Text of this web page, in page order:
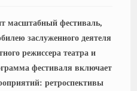
масштабный фестиваль,
заслуженного деятеля
режиссера театра и
фестиваля включает
ретроспективы